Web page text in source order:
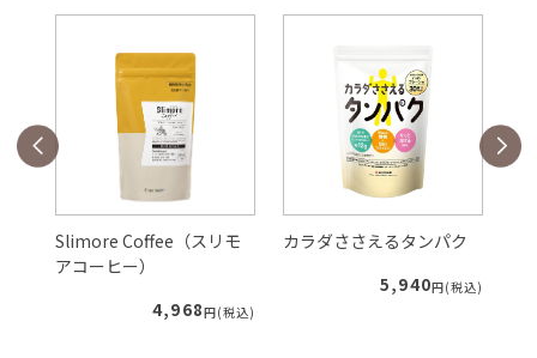
Slimore Coffee（スリモ
アコーヒー）
4,968円(税込)
カラダささえるタンパク
5,940円(税込)